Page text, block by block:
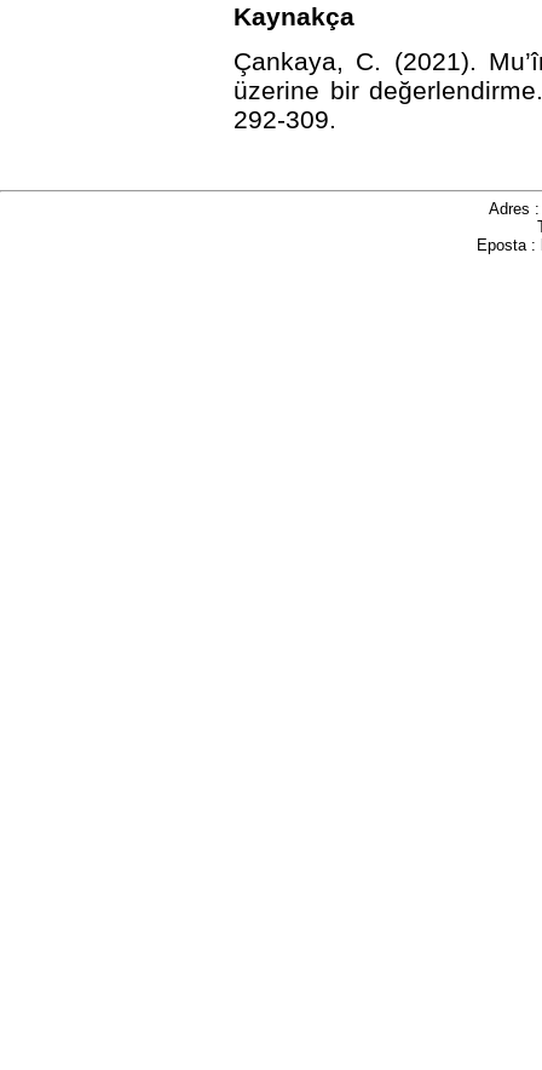
Kaynakça
Çankaya, C. (2021).
üzerine bir
292-309.
Adres
Eposta :